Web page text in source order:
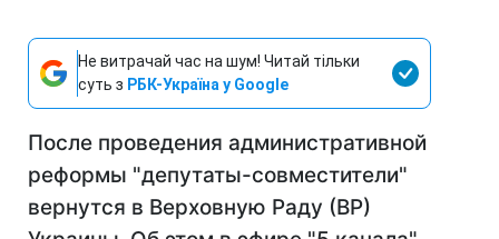
Не витрачай час на шум! Читай тільки
суть з РБК-Україна у Google
После проведения административной
реформы "депутаты-совместители"
вернутся в Верховную Раду (ВР)